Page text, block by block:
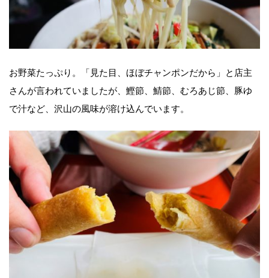
お野菜たっぷり。「見た目、ほぼチャンポンだから」と店主
さんが言われていましたが、鰹節、鯖節、むろあじ節、豚ゆ
で汁など、沢山の風味が溶け込んでいます。